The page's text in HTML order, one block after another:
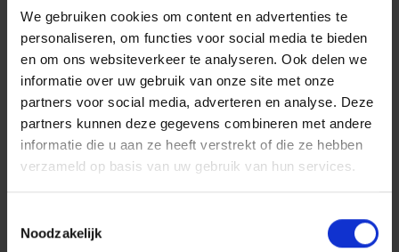
We gebruiken cookies om content en advertenties te
personaliseren, om functies voor social media te bieden
en om ons websiteverkeer te analyseren. Ook delen we
informatie over uw gebruik van onze site met onze
partners voor social media, adverteren en analyse. Deze
partners kunnen deze gegevens combineren met andere
informatie die u aan ze heeft verstrekt of die ze hebben
verzameld op basis van uw gebruik van hun services.
Noodzakelijk
hoedanigheid onderschreven heeft.
Wettelijke informatie: uw
rechten zijn onze prioriteit
Raadpleeg hier onze algemene voorwaarden,
informatie over de bescherming van uw privé-leven,
mogelijkheden voor een veilig betaalverkeer, …